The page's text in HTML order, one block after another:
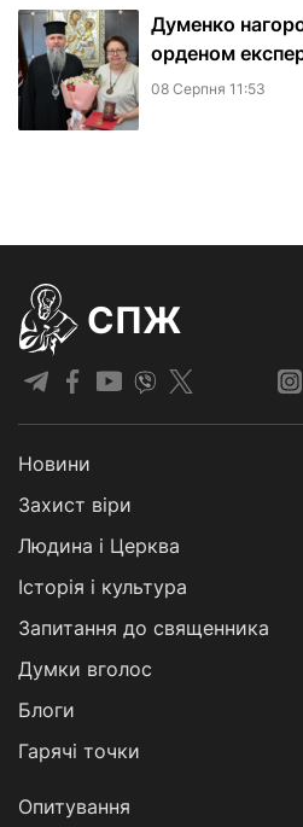
Думенко
орденом
08 Серпня 11:53
СПЖ
Новини
Захист віри
Людина і Церква
Історія і культура
Запитання до священника
Думки вголос
Блоги
Гарячі точки
Опитування